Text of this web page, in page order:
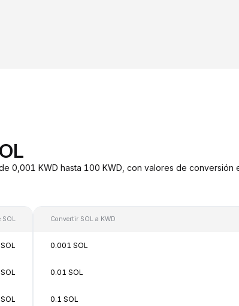
0,001 KWD hasta 100 KWD, con valores de conversión
Convertir SOL a KWD
0.001 SOL
0.01 SOL
0.1 SOL